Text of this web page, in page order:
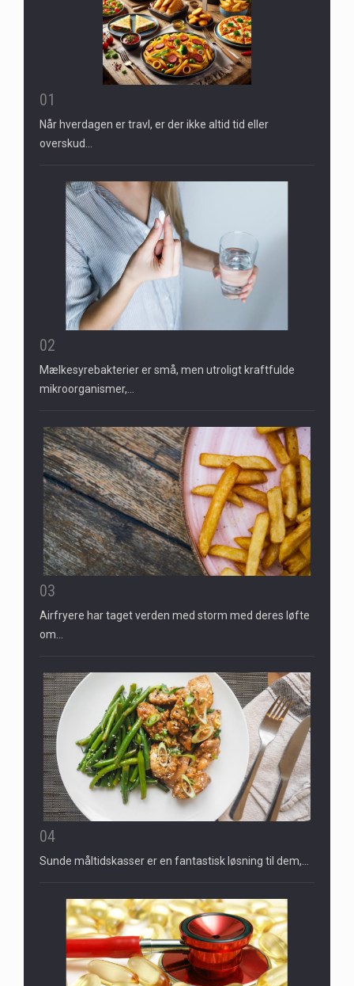
01
Når hverdagen er travl, er der ikke altid tid eller
overskud…
02
Mælkesyrebakterier er små, men utroligt kraftfulde
mikroorganismer,…
03
Airfryere har taget verden med storm med deres løfte
om…
04
Sunde måltidskasser er en fantastisk løsning til dem,…